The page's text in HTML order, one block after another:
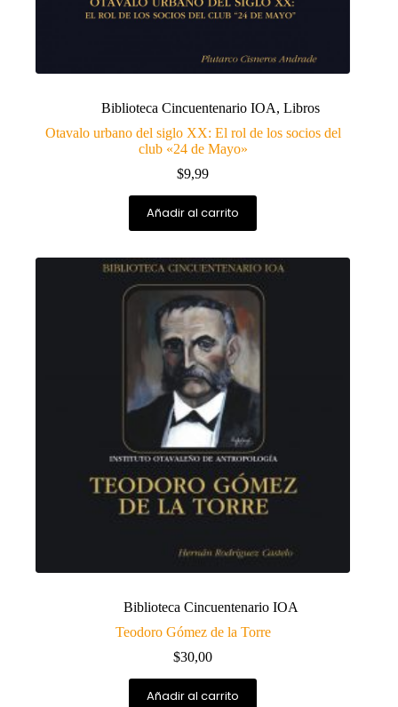
Biblioteca Cincuentenario IOA,Libros
Otavalo urbano del siglo XX: El rol de los socios del
club «24 de Mayo»
$9,99
Añadir al carrito
Biblioteca Cincuentenario IOA
Teodoro Gómez de la Torre
$30,00
Añadir al carrito